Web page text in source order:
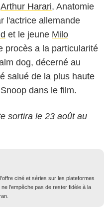
Arthur Harari, Anatomie
l'actrice allemande
et le jeune Milo
procès a la particularité
dog, décerné au
salué de la plus haute
dans le film.
sortira le 23 août au
ciné et séries sur les plateformes
l'empêche pas de rester fidèle à la